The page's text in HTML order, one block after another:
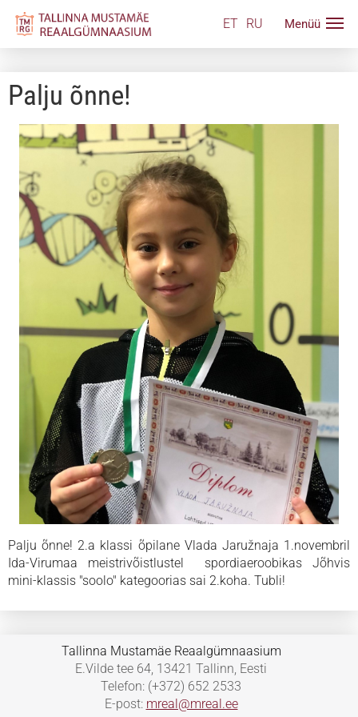
ET RU
Palju õnne!
Palju õnne! 2.a klassi õpilane Vlada Jaružnaja 1.novembril
Ida-Virumaa meistrivõistlustel spordiaeroobikas Jõhvis
mini-klassis "soolo" kategoorias sai 2.koha. Tubli!
Tallinna Mustamäe Reaalgümnaasium
E.Vilde tee 64, 13421 Tallinn, Eesti
Telefon: (+372) 652 2533
E-post: mreal@mreal.ee